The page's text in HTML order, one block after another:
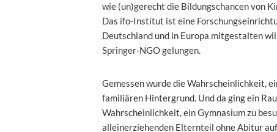
wie (un)gerecht die Bildungschancen von
Das ifo-Institut ist eine
Deutschland und in Europa mitgestalten
Springer-NGO gelungen.
Gemessen wurde die Wahrscheinlichkeit,
familiären Hintergrund. Und da ging ein
Wahrscheinlichkeit, ein Gymnasium zu
alleinerziehenden Elternteil ohne Abitur